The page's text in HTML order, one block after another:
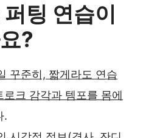
팅 연습이
?
꾸준히, 짧게라도 연습
크 감각과 템포를 몸에
.